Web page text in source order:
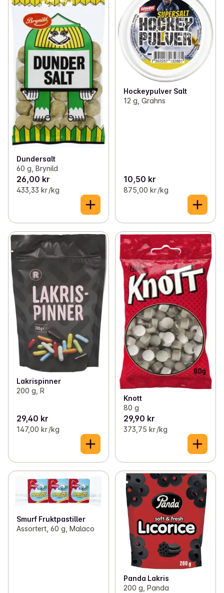
Dundersalt
60 g, Brynild
26,00 kr
433,33 kr /kg
Hockeypulver Salt
12 g, Grahns
10,50 kr
875,00 kr /kg
Lakrispinner
200 g, R
29,40 kr
147,00 kr /kg
Knott
80 g
29,90 kr
373,75 kr /kg
Smurf Fruktpastiller
Assortert, 60 g, Malaco
Panda Lakris
200 g, Panda